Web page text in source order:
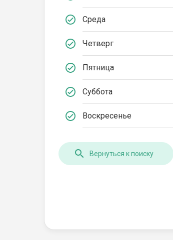
Среда
Четверг
Пятница
Суббота
Воскресенье
Вернуться к поиску